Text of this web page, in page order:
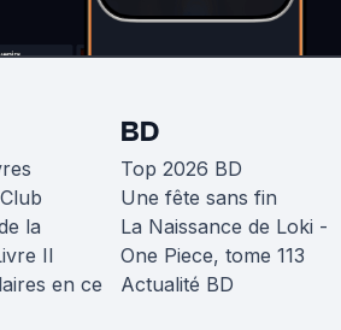
la
II
en ce
BD
Top 2026 BD
Une fête sans fin
La Naissance de Loki -
One Piece, tome 113
Actualité BD